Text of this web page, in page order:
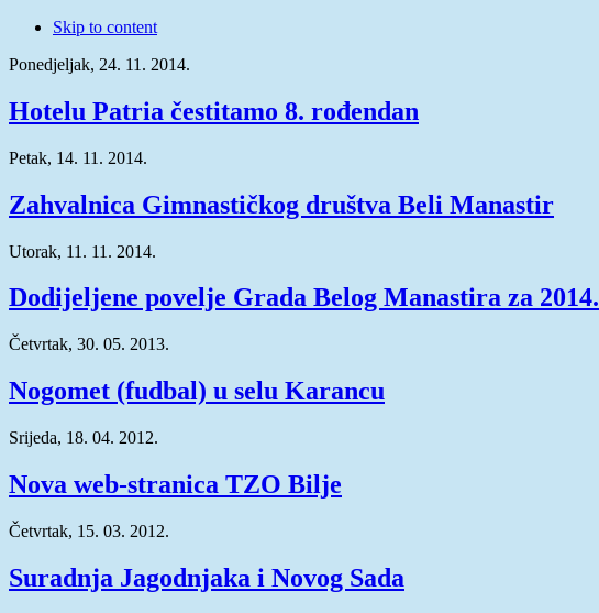
Skip to content
Ponedjeljak, 24. 11. 2014.
Hotelu Patria čestitamo 8. rođendan
Petak, 14. 11. 2014.
Zahvalnica Gimnastičkog društva Beli Manastir
Utorak, 11. 11. 2014.
Dodijeljene povelje Grada Belog Manastira za 2014.
Četvrtak, 30. 05. 2013.
Nogomet (fudbal) u selu Karancu
Srijeda, 18. 04. 2012.
Nova web-stranica TZO Bilje
Četvrtak, 15. 03. 2012.
Suradnja Jagodnjaka i Novog Sada